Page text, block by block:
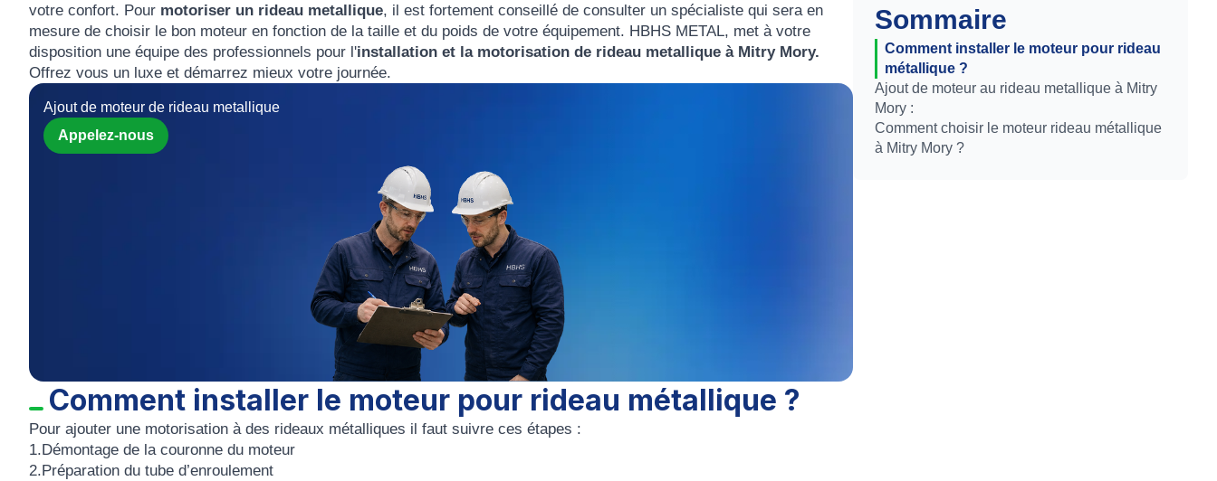
Sommaire
Comment installer le moteur pour rideau
métallique ?
Ajout de moteur au rideau metallique à Mitry
Mory :
Comment choisir le moteur rideau métallique
à Mitry Mory ?
votre confort. Pour motoriser un rideau metallique, il est fortement conseillé de consulter un spécialiste qui sera en
mesure de choisir le bon moteur en fonction de la taille et du poids de votre équipement. HBHS METAL, met à votre
disposition une équipe des professionnels pour l'installation et la motorisation de rideau metallique à Mitry Mory.
Offrez vous un luxe et démarrez mieux votre journée.
Ajout de moteur de rideau metallique
Appelez-nous
Comment installer le moteur pour rideau métallique ?
Pour ajouter une motorisation à des rideaux métalliques il faut suivre ces étapes :
1.Démontage de la couronne du moteur
2.Préparation du tube d’enroulement